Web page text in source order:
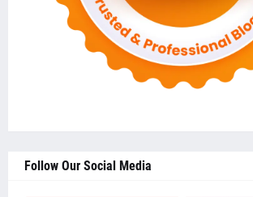
Follow Our Social Media